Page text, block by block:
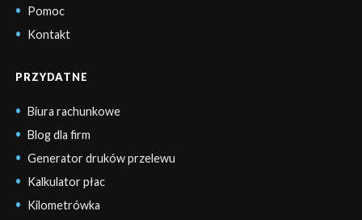
Pomoc
Kontakt
PRZYDATNE
Biura rachunkowe
Blog dla firm
Generator druków przelewu
Kalkulator płac
Kilometrówka